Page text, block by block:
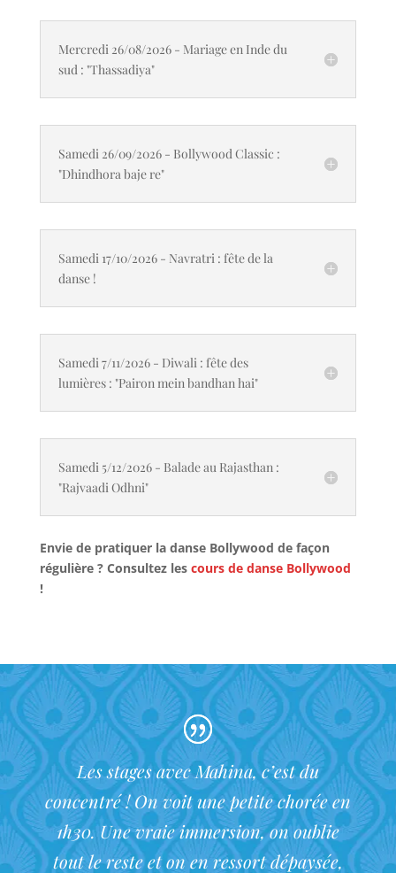
Mercredi 26/08/2026 - Mariage en Inde du
sud : "Thassadiya"
Samedi 26/09/2026 - Bollywood Classic :
"Dhindhora baje re"
Samedi 17/10/2026 - Navratri : fête de la
danse !
Samedi 7/11/2026 - Diwali : fête des
lumières : "Pairon mein bandhan hai"
Samedi 5/12/2026 - Balade au Rajasthan :
"Rajvaadi Odhni"
Envie de pratiquer la danse Bollywood de façon
régulière ? Consultez les cours de danse Bollywood
!
Les stages avec Mahina, c’est du
concentré ! On voit une petite chorée en
1h30. Une vraie immersion, on oublie
tout le reste et on en ressort dépaysée,